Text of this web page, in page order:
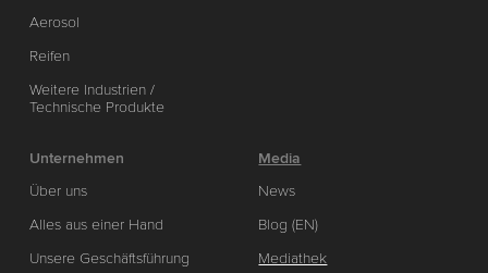
Aerosol
Reifen
Weitere Industrien /
Technische Produkte
Unternehmen
Über uns
Alles aus einer Hand
Unsere Geschäftsführung
Media
News
Blog (EN)
Mediathek